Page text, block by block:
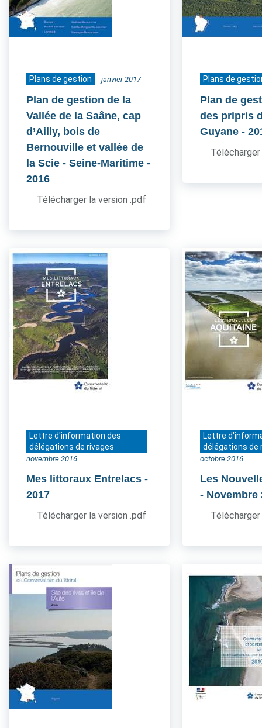
Plans de gestion janvier 2017
Plan de gestion de la
Vallée de la Saâne, cap
d’Ailly, bois de
Bernouville et vallée de
la Scie - Seine-Maritime -
2016
Télécharger la version .pdf
Plans de
Plan de
des pripris
Guyane -
Lettre d'information des
délégations de rivages
novembre 2016
Mes littoraux Entrelacs -
2017
Télécharger la version .pdf
Lettre
délégations de
octobre 2016
Les
- Novembre